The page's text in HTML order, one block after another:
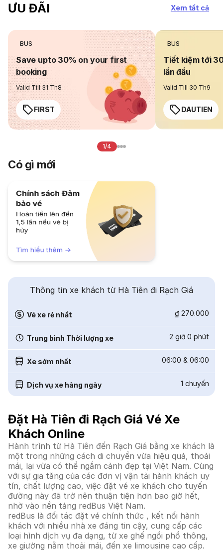
ƯU ĐÃI Xem tất cả
BUS
Save upto 30% on your first
booking
Valid Till 31 Th8
FIRST
BUS
Tiết kiệm tới
lần đầu
Valid Till 30 Th9
DAUTIEN
1/4
Có gì mới
Thông tin xe khách từ Hà Tiên đi Rạch Giá
Vé xe rẻ nhất ₫ 270.000
Trung bình Thời lượng xe 2 giờ 0 phút
Xe sớm nhất 06:00 & 06:00
Dịch vụ xe hàng ngày 1 chuyến
Đặt Hà Tiên đi Rạch Giá Vé Xe
Khách Online
Hành trình từ Hà Tiên đến Rạch Giá bằng xe khách là
một trong những cách di chuyển vừa hiệu quả, thoải
mái, lại vừa có thể ngắm cảnh đẹp tại Việt Nam. Cùng
với sự gia tăng của các đơn vị vận tải hành khách uy
tín, chất lượng cao, việc đặt vé xe khách cho tuyến
đường này đã trở nên thuận tiện hơn bao giờ hết,
nhờ vào nền tảng redBus Việt Nam.
redBus là đối tác đặt vé chính thức , kết nối hành
khách với nhiều nhà xe đáng tin cậy, cung cấp các
loại hình dịch vụ đa dạng, từ xe ghế ngồi phổ thông,
xe giường nằm thoải mái, đến xe limousine cao cấp.